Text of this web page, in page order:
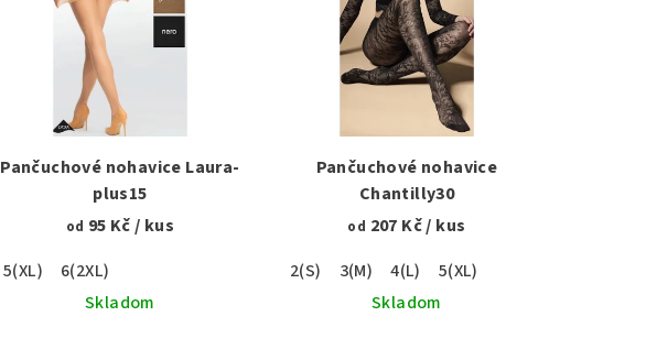
Pančuchové nohavice Laura-
plus15
od 95 Kč/ kus
5(XL)
6(2XL)
Skladom
Pančuchové nohavice
Chantilly30
od 207 Kč/ kus
2(S)
3(M) 4(L)
5(XL)
Skladom